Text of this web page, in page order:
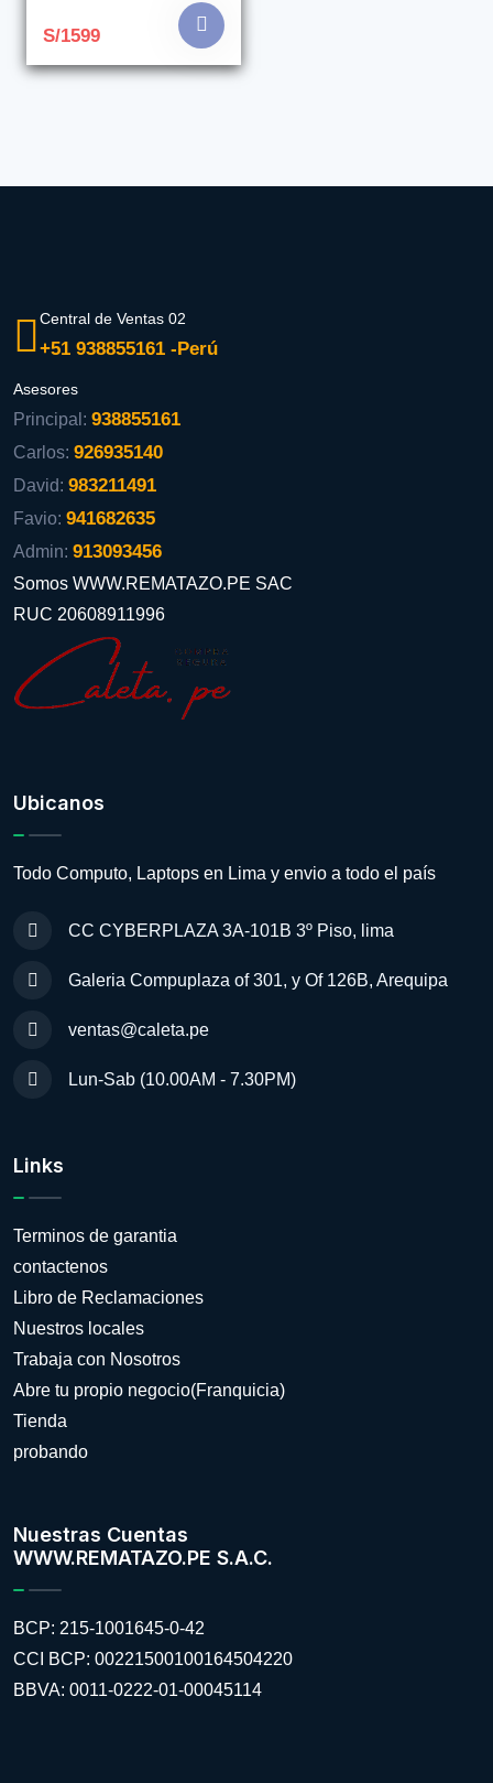
S/1599
Central de Ventas 02
+51 938855161 -Perú
Asesores
Principal: 938855161
Carlos: 926935140
David: 983211491
Favio: 941682635
Admin: 913093456
Somos WWW.REMATAZO.PE SAC
RUC 20608911996
Ubicanos
Todo Computo, Laptops en Lima y envio a todo el país
CC CYBERPLAZA 3A-101B 3º Piso, lima
Galeria Compuplaza of 301, y Of 126B, Arequipa
ventas@caleta.pe
Lun-Sab (10.00AM - 7.30PM)
Links
Terminos de garantia
contactenos
Libro de Reclamaciones
Nuestros locales
Trabaja con Nosotros
Abre tu propio negocio(Franquicia)
Tienda
probando
Nuestras Cuentas
WWW.REMATAZO.PE S.A.C.
BCP: 215-1001645-0-42
CCI BCP: 00221500100164504220
BBVA: 0011-0222-01-00045114